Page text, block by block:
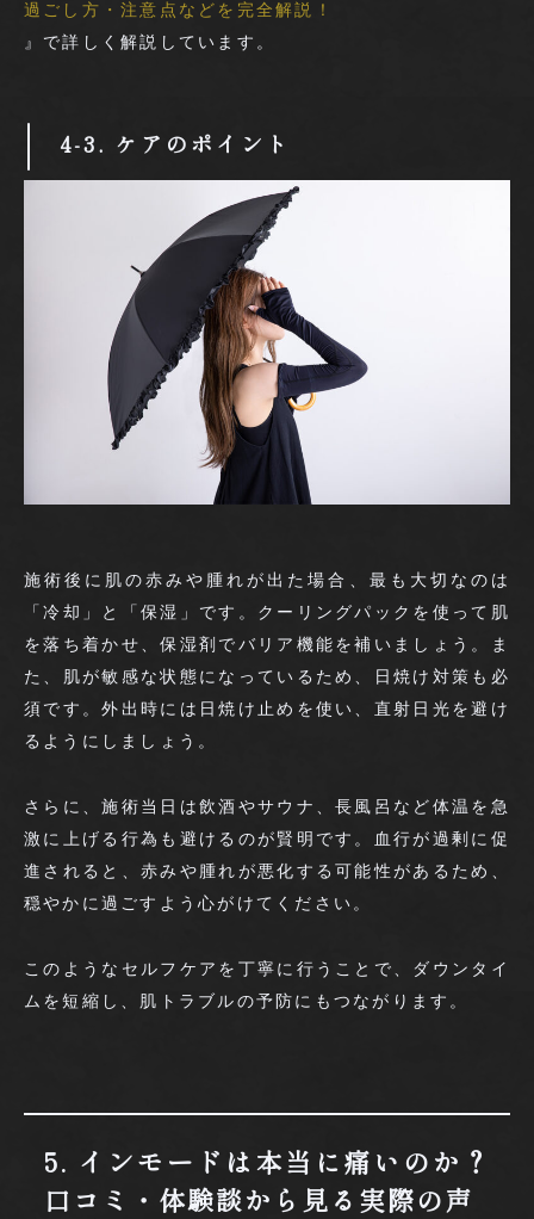
過ごし方・注意点などを完全解説！
』で詳しく解説しています。
4-3. ケアのポイント
施術後に肌の赤みや腫れが出た場合、最も大切なのは
「冷却」と「保湿」です。クーリングパックを使って肌
を落ち着かせ、保湿剤でバリア機能を補いましょう。ま
た、肌が敏感な状態になっているため、日焼け対策も必
須です。外出時には日焼け止めを使い、直射日光を避け
るようにしましょう。
さらに、施術当日は飲酒やサウナ、長風呂など体温を急
激に上げる行為も避けるのが賢明です。血行が過剰に促
進されると、赤みや腫れが悪化する可能性があるため、
穏やかに過ごすよう心がけてください。
このようなセルフケアを丁寧に行うことで、ダウンタイ
ムを短縮し、肌トラブルの予防にもつながります。
5. インモードは本当に痛いのか？
口コミ・体験談から見る実際の声